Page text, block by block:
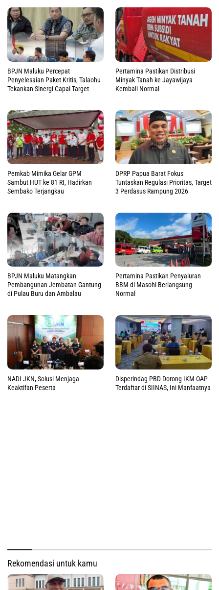
BPJN Maluku Percepat
Penyelesaian Paket Kritis, Talaohu
Tekankan Sinergi Capai Target
Pertamina Pastikan Distribusi
Minyak Tanah ke Jayawijaya
Kembali Normal
Pemkab Mimika Gelar GPM
Sambut HUT ke 81 RI, Hadirkan
Sembako Terjangkau
DPRP Papua Barat Fokus
Tuntaskan Regulasi Prioritas, Target
3 Perdasus Rampung 2026
BPJN Maluku Matangkan
Pembangunan Jembatan Gantung
di Pulau Buru dan Ambalau
Pertamina Pastikan Penyaluran
BBM di Masohi Berlangsung
Normal
NADI JKN, Solusi Menjaga
Keaktifan Peserta
Disperindag PBD Dorong IKM OAP
Terdaftar di SIINAS, Ini Manfaatnya
Rekomendasi untuk kamu